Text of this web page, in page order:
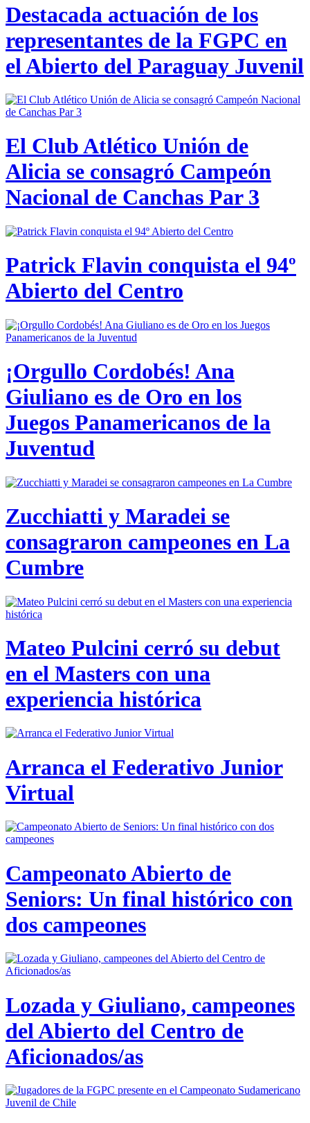
Destacada actuación de los
representantes de la FGPC en
el Abierto del Paraguay Juvenil
El Club Atlético Unión de
Alicia se consagró Campeón
Nacional de Canchas Par 3
Patrick Flavin conquista el 94º
Abierto del Centro
¡Orgullo Cordobés! Ana
Giuliano es de Oro en los
Juegos Panamericanos de la
Juventud
Zucchiatti y Maradei se
consagraron campeones en La
Cumbre
Mateo Pulcini cerró su debut
en el Masters con una
experiencia histórica
Arranca el Federativo Junior
Virtual
Campeonato Abierto de
Seniors: Un final histórico con
dos campeones
Lozada y Giuliano, campeones
del Abierto del Centro de
Aficionados/as